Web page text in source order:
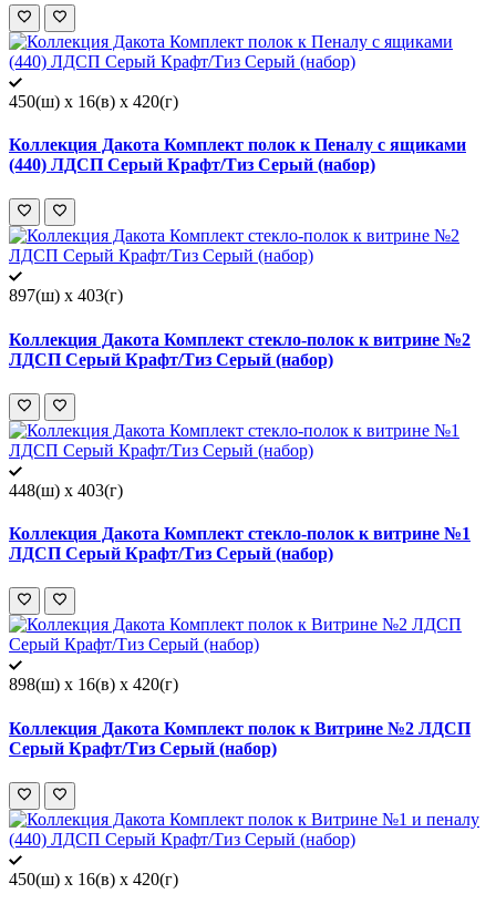
450(ш) x 16(в) x 420(г)
Коллекция Дакота Комплект полок к Пеналу с ящиками
(440) ЛДСП Серый Крафт/Тиз Серый (набор)
897(ш) x 403(г)
Коллекция Дакота Комплект стекло-полок к витрине №2
ЛДСП Серый Крафт/Тиз Серый (набор)
448(ш) x 403(г)
Коллекция Дакота Комплект стекло-полок к витрине №1
ЛДСП Серый Крафт/Тиз Серый (набор)
898(ш) x 16(в) x 420(г)
Коллекция Дакота Комплект полок к Витрине №2 ЛДСП
Серый Крафт/Тиз Серый (набор)
450(ш) x 16(в) x 420(г)